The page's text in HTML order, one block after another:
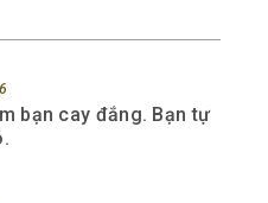
bạn cay đắng. Bạn tự